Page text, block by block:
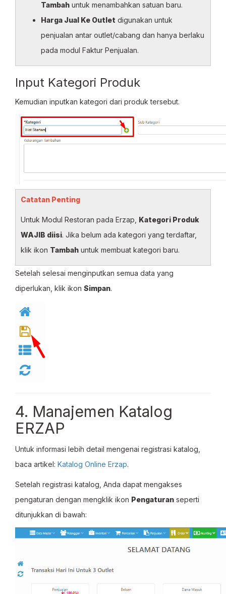
Tambah untuk menambahkan satuan baru.
Harga Jual Ke Outlet digunakan untuk
penjualan antar outlet/cabang dan hanya berlaku
pada modul Faktur Penjualan.
Input Kategori Produk
Kemudian inputkan kategori dari produk tersebut.
Catatan Penting
Untuk Modul Restoran pada Erzap, Kategori Produk
WAJIB diisi. Jika belum ada kategori yang terdaftar,
klik ikon Tambah untuk membuat kategori baru.
Setelah selesai menginputkan semua data yang
diperlukan, klik ikon Simpan.
4. Manajemen Katalog
ERZAP
Untuk informasi lebih detail mengenai registrasi katalog,
baca artikel: Katalog Online Erzap.
Setelah registrasi katalog, Anda dapat mengakses
pengaturan dengan mengklik ikon Pengaturan seperti
ditunjukkan di bawah: